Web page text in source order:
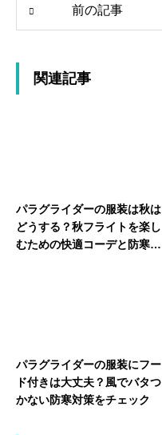
前の記事
関連記事
パラグライダーの服装は秋は
どうする？秋フライトを楽し
むための快適コーデと防寒対
パラグライダーの服装にフー
ド付きは大丈夫？風でバタつ
かない防寒対策をチェック